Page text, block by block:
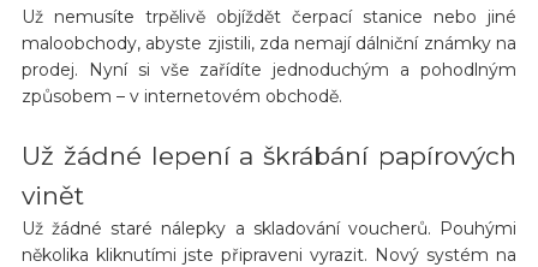
Už nemusíte trpělivě objíždět čerpací stanice nebo jiné
maloobchody, abyste zjistili, zda nemají dálniční známky na
prodej. Nyní si vše zařídíte jednoduchým a pohodlným
způsobem – v internetovém obchodě.
Už žádné lepení a škrábání papírových
vinět
Už žádné staré nálepky a skladování voucherů. Pouhými
několika kliknutími jste připraveni vyrazit. Nový systém na